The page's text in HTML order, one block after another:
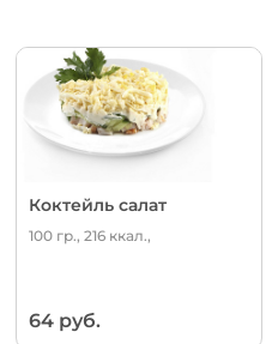
Коктейль салат
100 гр., 216 ккал.,
64 руб.